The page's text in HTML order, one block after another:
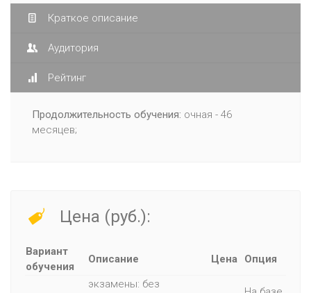
Краткое описание
Аудитория
Рейтинг
Продолжительность обучения: очная - 46
месяцев;
Цена (руб.):
Вариант
обучения
Описание Цена Опция
экзамены: без